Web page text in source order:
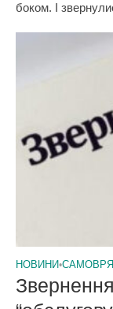
боком. І
НОВИНИ•